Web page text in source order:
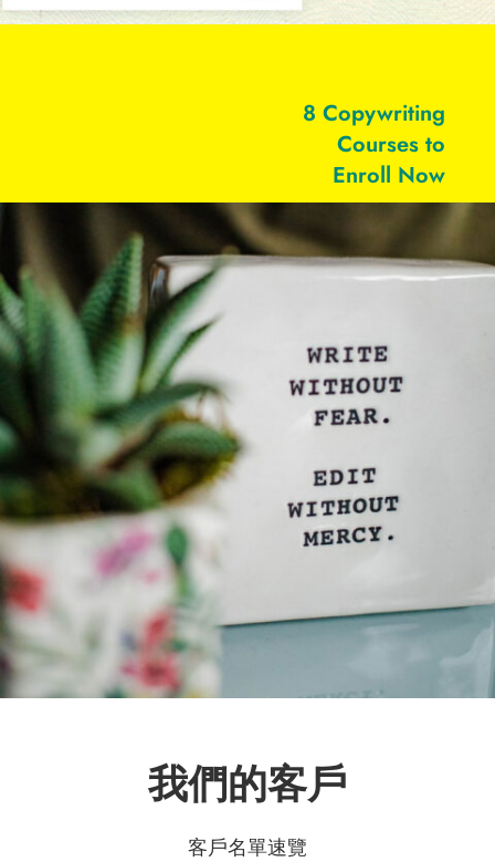
8 Copywriting
Courses to
Enroll Now
我們的客戶
客戶名單速覽